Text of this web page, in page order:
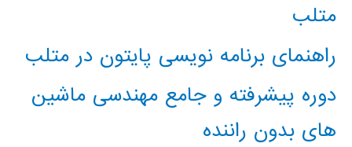
متلب
راهنمای برنامه نویسی پایتون در متلب
دوره پیشرفته و جامع مهندسی ماشین
های بدون راننده